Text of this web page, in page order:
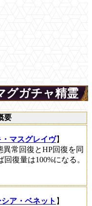
グガチャ精霊
要
マスグレイヴ】
常回復とHP回復を同
復量は100%になる。
ア・ベネット 】